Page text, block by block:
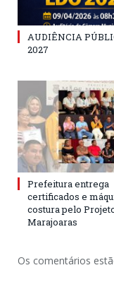
AUDIÊNCIA
2027
Prefeitura entrega
certificados e
costura pelo
Marajoaras
Os comentários